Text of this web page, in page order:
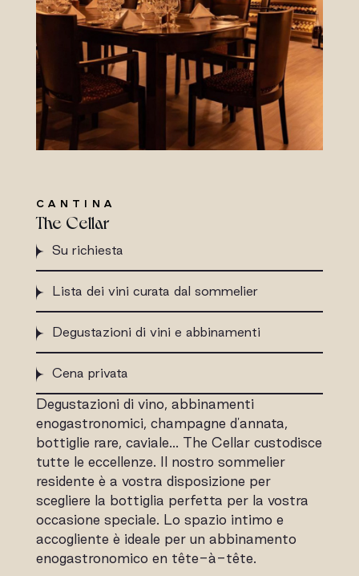
CANTINA
The Cellar
Su richiesta
Lista dei vini curata dal sommelier
Degustazioni di vini e abbinamenti
Cena privata
Degustazioni di vino, abbinamenti
enogastronomici, champagne d'annata,
bottiglie rare, caviale… The Cellar custodisce
tutte le eccellenze. Il nostro sommelier
residente è a vostra disposizione per
scegliere la bottiglia perfetta per la vostra
occasione speciale. Lo spazio intimo e
accogliente è ideale per un abbinamento
enogastronomico en tête-à-tête.